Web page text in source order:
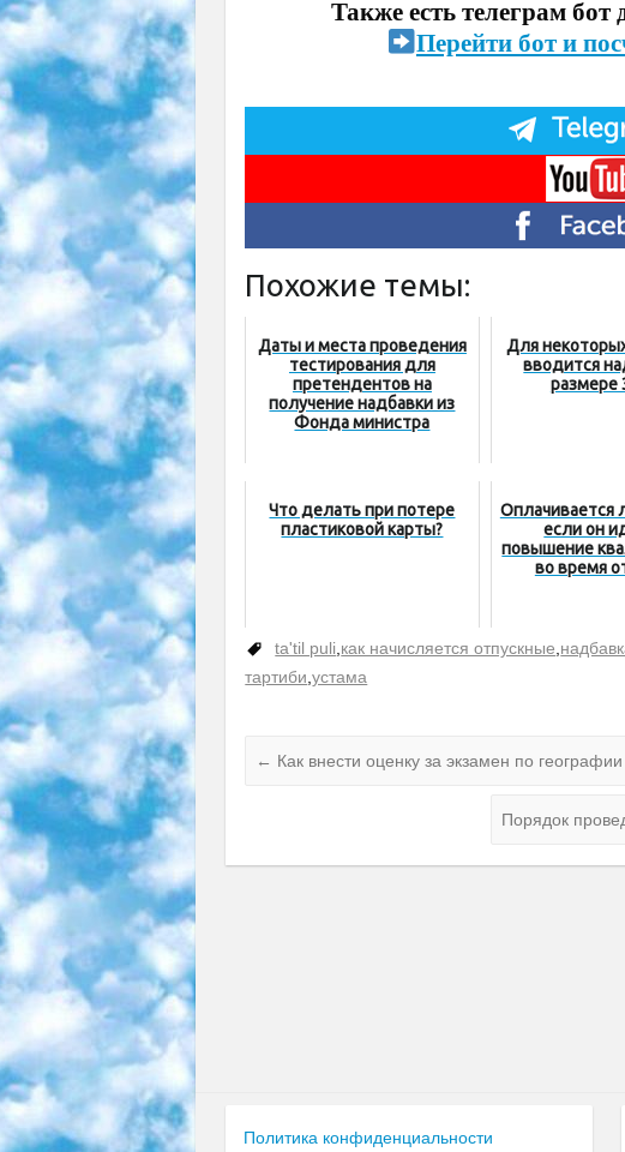
Также есть телеграм бот
Перейти бот и
Похожие темы:
Даты и места проведения
тестирования для
претендентов на
получение надбавки из
Фонда министра
Для
вводится
размере
Что делать при потере
пластиковой карты?
Оплачивается
если он
повышение
во время
ta'til puli как начисляется отпускные
тартиби ,устама
← Как внести оценку за экзамен по
Порядок
Политика конфиденциальности